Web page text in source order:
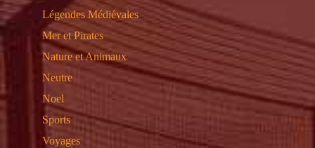
Légendes Médiévales
Mer et Pirates
Nature et Animaux
Neutre
Noel
Sports
Voyages